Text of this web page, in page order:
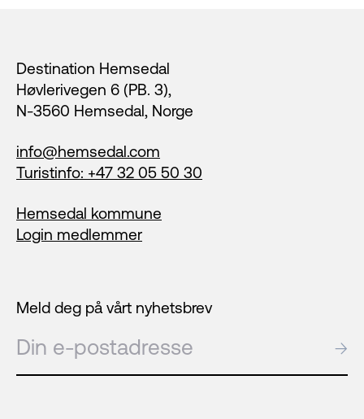
Destination Hemsedal
Høvlerivegen 6 (PB. 3),
N-3560 Hemsedal, Norge
info@hemsedal.com
Turistinfo: +47 32 05 50 30
Hemsedal kommune
Login medlemmer
Meld deg på vårt nyhetsbrev
E-post →